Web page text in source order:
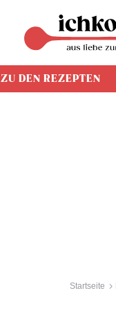
ZU DEN REZEPTEN
Startseite